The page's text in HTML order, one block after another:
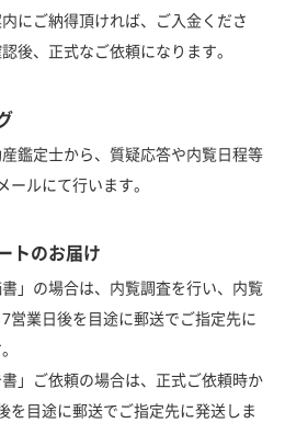
にご納得頂ければ、ご入金くださ
後、正式なご依頼になります。
鑑定士から、質疑応答や内覧日程等
ールにて行います。
トのお届け
書」の場合は、内覧調査を行い、内覧
営業日後を目途に郵送でご指定先に
書」ご依頼の場合は、正式ご依頼時か
を目途に郵送でご指定先に発送しま